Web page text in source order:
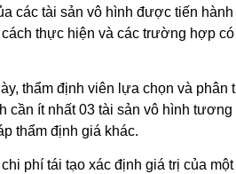
các tài sản vô hình được tiến
thực hiện và các trường hợp
thẩm định viên lựa chọn và
cần ít nhất 03 tài sản vô hình
thẩm định giá khác.
phí tái tạo xác định giá trị của